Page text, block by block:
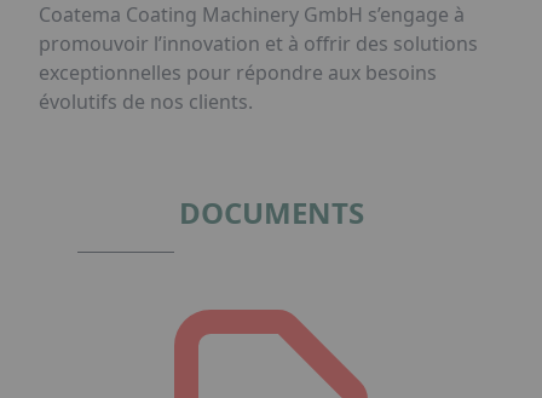
Coatema Coating Machinery GmbH s’engage à
promouvoir l’innovation et à offrir des solutions
exceptionnelles pour répondre aux besoins
évolutifs de nos clients.
DOCUMENTS